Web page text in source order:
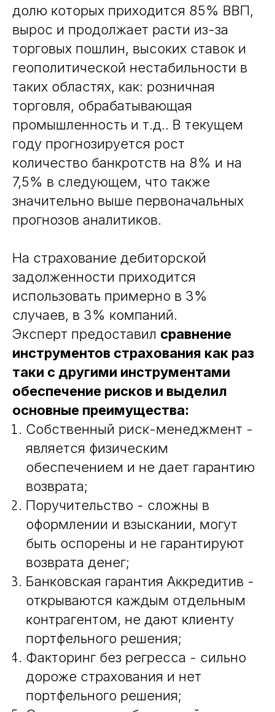
долю которых приходится 85% ВВП,
вырос и продолжает расти из-за
торговых пошлин, высоких ставок и
геополитической нестабильности в
таких областях, как: розничная
торговля, обрабатывающая
промышленность и т.д.. В текущем
году прогнозируется рост
количество банкротств на 8% и на
7,5% в следующем, что также
значительно выше первоначальных
прогнозов аналитиков.
На страхование дебиторской
задолженности приходится
использовать примерно в 3%
случаев, в 3% компаний.
Эксперт предоставил сравнение
инструментов страхования как раз
таки с другими инструментами
обеспечение рисков и выделил
основные преимущества:
Собственный риск-менеджмент -
является физическим
обеспечением и не дает гарантию
возврата;
Поручительство - сложны в
оформлении и взыскании, могут
быть оспорены и не гарантируют
возврата денег;
Банковская гарантия Аккредитив -
открываются каждым отдельным
контрагентом, не дают клиенту
портфельного решения;
Факторинг без регресса - сильно
дороже страхования и нет
портфельного решения;